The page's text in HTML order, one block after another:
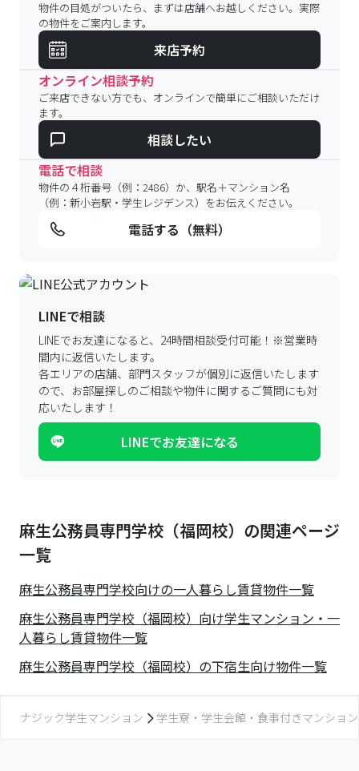
物件の目処がついたら、まずは店舗へお越しください。実際
の物件をご案内します。
来店予約
オンライン相談予約
ご来店できない方でも、オンラインで簡単にご相談いただけ
ます。
相談したい
電話で相談
物件の４桁番号（例：2486）か、駅名＋マンション名
（例：新小岩駅・学生レジデンス）をお伝えください。
電話する（無料）
LINEで相談
LINEでお友達になると、24時間相談受付可能！ ※営業時
間内に返信いたします。
各エリアの店舗、部門スタッフが個別に返信いたします
ので、 お部屋探しのご相談や物件に関するご質問にも対
応いたします！
LINEでお友達になる
麻生公務員専門学校（福岡校）の関連ページ
一覧
麻生公務員専門学校向けの一人暮らし賃貸物件一覧
麻生公務員専門学校（福岡校）向け学生マンション・一
人暮らし賃貸物件一覧
麻生公務員専門学校（福岡校）の下宿生向け物件一覧
ナジック学生マンション 学生寮・学生会館・食事付きマンショ